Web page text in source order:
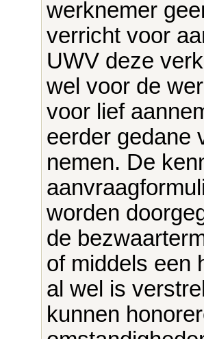
werknemer
verricht voor
UWV deze
wel voor de
voor lief
eerder gedane
nemen. De
worden
de
of middels een
al wel is
kunnen